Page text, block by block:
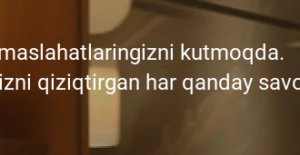
kutmoqda.
qiziqtirgan har qanday